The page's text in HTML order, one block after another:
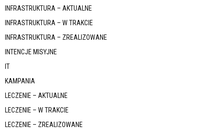
INFRASTRUKTURA – AKTUALNE
INFRASTRUKTURA – W TRAKCIE
INFRASTRUKTURA – ZREALIZOWANE
INTENCJE MISYJNE
IT
KAMPANIA
LECZENIE – AKTUALNE
LECZENIE – W TRAKCIE
LECZENIE – ZREALIZOWANE